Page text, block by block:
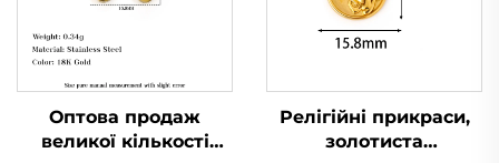
Оптова продаж
великої кількості
Релігійні прикраси,
золотиста